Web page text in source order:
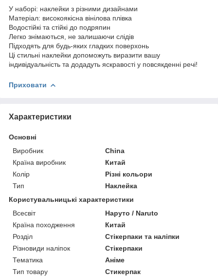
У наборі: наклейки з різними дизайнами
Матеріал: високоякісна вінілова плівка
Водостійкі та стійкі до подряпин
Легко знімаються, не залишаючи слідів
Підходять для будь-яких гладких поверхонь
Ці стильні наклейки допоможуть виразити вашу
індивідуальність та додадуть яскравості у повсякденні речі!
Приховати
Характеристики
Основні
Виробник
China
Країна виробник
Китай
Колір
Різні кольори
Тип
Наклейка
Користувальницькі характеристики
Всесвіт
Наруто / Naruto
Країна походження
Китай
Розділ
Стікерпаки та наліпки
Різновиди наліпок
Стікерпаки
Тематика
Аніме
Тип товару
Стикерпак